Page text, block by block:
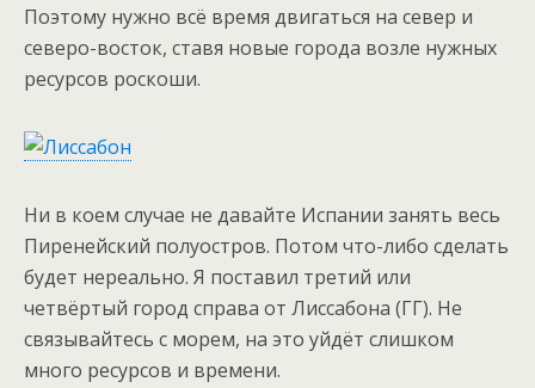
Поэтому нужно всё время двигаться на север и
северо-восток, ставя новые города возле нужных
ресурсов роскоши.
Ни в коем случае не давайте Испании занять весь
Пиренейский полуостров. Потом что-либо сделать
будет нереально. Я поставил третий или
четвёртый город справа от Лиссабона (ГГ). Не
связывайтесь с морем, на это уйдёт слишком
много ресурсов и времени.